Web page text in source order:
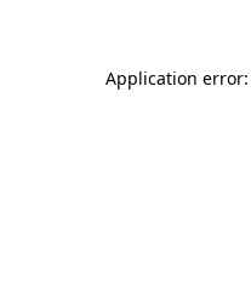
Application